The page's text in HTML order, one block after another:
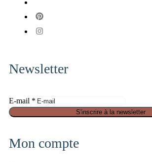
Newsletter
a
n
-
E-mail *
S'inscrire à la newsletter
Mon compte